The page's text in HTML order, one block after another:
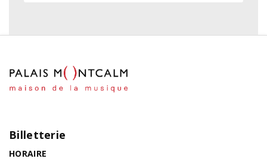
Billetterie
HORAIRE